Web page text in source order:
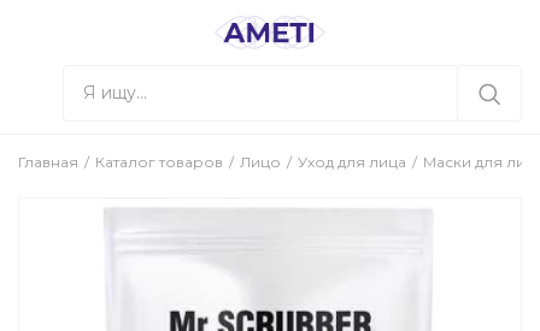
Главная Каталог товаров Лицо Уход для лица Маски для